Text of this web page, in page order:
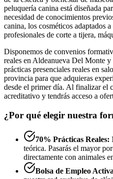
peluquería canina está diseñada
necesidad de conocimientos
canina, los cosméticos adaptados
profesionales de corte a tijera,
Disponemos de convenios
reales en Aldeanueva Del Monte
prácticas presenciales reales en
provincia para que adquieras
desde el primer día. Al finalizar el
acreditativo y tendrás acceso a
¿Por qué elegir nuestra
70% Prácticas Reales:
teórica. Pasarás el mayor
directamente con animales
Bolsa de Empleo